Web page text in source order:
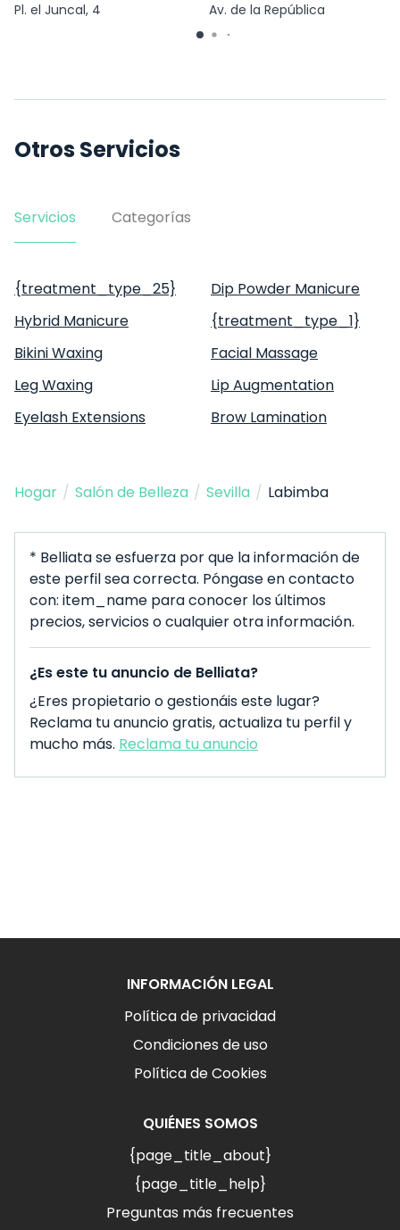
Pl. el Juncal, 4
Av. de la República
Argentina, 1
Otros Servicios
Servicios Categorías
{treatment_type_25}
Dip Powder Manicure
Hybrid Manicure
{treatment_type_1}
Bikini Waxing
Facial Massage
Leg Waxing
Lip Augmentation
Eyelash Extensions
Brow Lamination
Hogar / Salón de Belleza / Sevilla / Labimba
* Belliata se esfuerza por que la información de
este perfil sea correcta. Póngase en contacto
con: item_name para conocer los últimos
precios, servicios o cualquier otra información.
¿Es este tu anuncio de Belliata?
¿Eres propietario o gestionáis este lugar?
Reclama tu anuncio gratis, actualiza tu perfil y
mucho más. Reclama tu anuncio
INFORMACIÓN LEGAL
Política de privacidad
Condiciones de uso
Política de Cookies
QUIÉNES SOMOS
{page_title_about}
{page_title_help}
Preguntas más frecuentes